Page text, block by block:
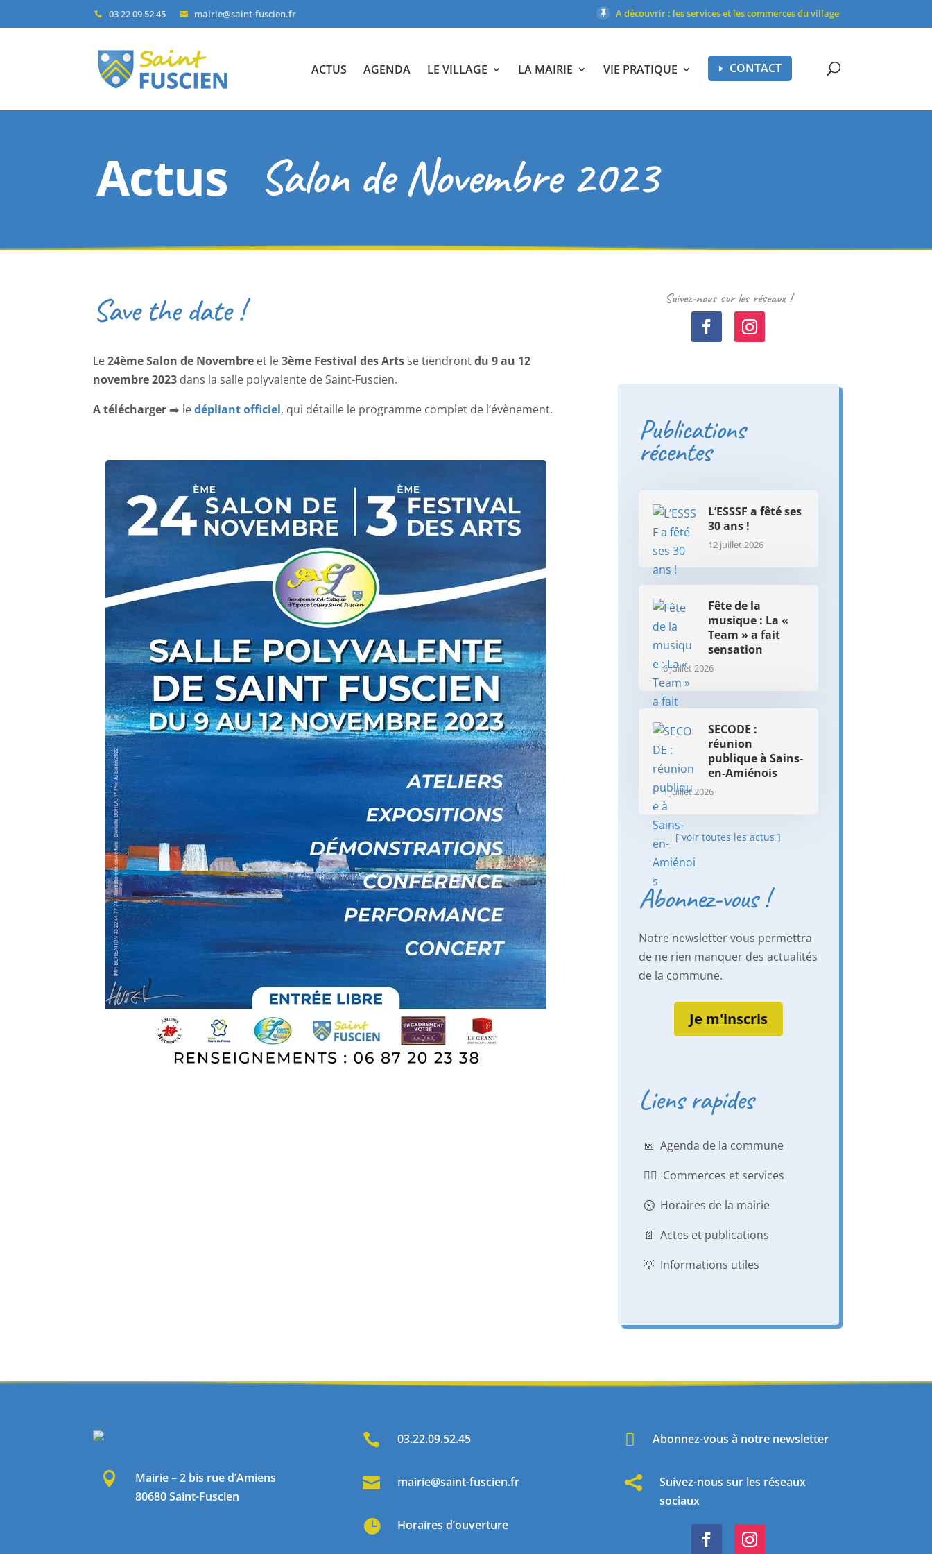
03 22 09 52 45 mairie@saint-fuscien.fr A découvrir : les services et les commerces du village
ACTUS AGENDA LE VILLAGE LA MAIRIE VIE PRATIQUE CONTACT
Actus Salon de Novembre 2023
Suivez-nous sur les réseaux !
Save the date !
Le24ème Salon de Novembre et le3ème Festival des Arts se tiendrontdu 9 au 12
novembre 2023 dans la salle polyvalente de Saint-Fuscien.
A télécharger ➡️ ledépliant officiel, qui détaille le programme complet de l’évènement.
Publications
récentes
L’ESSSF a fêté ses
30 ans !
12 juillet 2026
Fête de la
musique : La «
Team » a fait
sensation
6 juillet 2026
SECODE :
réunion
publique à Sains-
en-Amiénois
1 juillet 2026
[ voir toutes les actus ]
Abonnez-vous !
Notre newsletter vous permettra
de ne rien manquer des actualités
de la commune.
Je m'inscris
Liens rapides
📅 Agenda de la commune
👨‍⚕️ Commerces et services
⏲️ Horaires de la mairie
📄 Actes et publications
💡 Informations utiles

Mairie – 2 bis rue d’Amiens
80680 Saint-Fuscien
 03.22.09.52.45
 mairie@saint-fuscien.fr
 Horaires d’ouverture
 Abonnez-vous à notre newsletter

Suivez-nous sur les réseaux
sociaux